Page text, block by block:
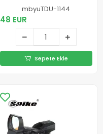
Kırmızı Lazer
mbyuTDU-1144
48 EUR
Sepete Ekle